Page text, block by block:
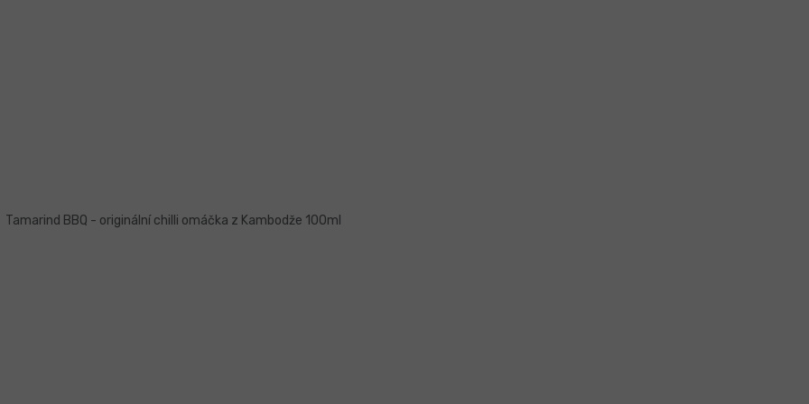
Tamarind BBQ - originální chilli omáčka z Kambodže 100ml